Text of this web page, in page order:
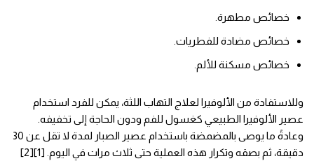
خصائص مطهرة.
خصائص مضادة للفطريات.
خصائص مسكنة للألم.
وللاستفادة من الألوفيرا لعلاج التهاب اللثة، يمكن للفرد استخدام
عصير الألوفيرا الطبيعي كغسول للفم ودون الحاجة إلى تخفيفه.
وعادةً ما يوصى بالمضمضة باستخدام عصير الصبار لمدة لا تقل عن 30
دقيقة، ثم بصقه وتكرار هذه العملية حتى ثلاث مرات في اليوم. [1][2]